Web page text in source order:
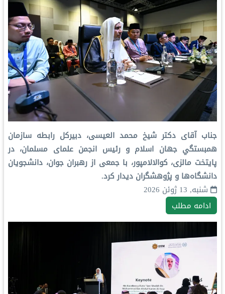
جناب آقای دکتر شيخ محمد العیسی، دبیرکل رابطه سازمان
همبستگي جهان اسلام و رئیس انجمن علمای مسلمان، در
پایتخت مالزی، کوالالامپور، با جمعی از رهبران جوان، دانشجویان
دانشگاه‌ها و پژوهشگران دیدار کرد.
شنبه, 13 ژوئن 2026
ادامه مطلب